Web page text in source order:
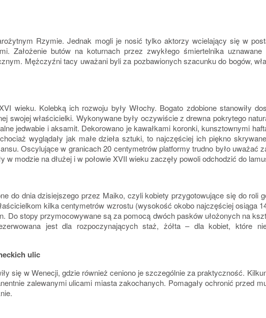
Rzymie. Jednak mogli je nosić tylko aktorzy wcielający się w
Założenie butów na koturnach przez zwykłego śmiertelnika
Mężczyźni tacy uważani byli za pozbawionych szacunku do bogów,
wieku. Kolebką ich rozwoju były Włochy. Bogato zdobione stanowiły
swojej właścicielki. Wykonywane były oczywiście z drewna pokrytego
jedwabie i aksamit. Dekorowano je kawałkami koronki, kunsztownymi
wyglądały jak małe dzieła sztuki, to najczęściej ich piękno
Oscylujące w granicach 20 centymetrów platformy trudno było uważać
modzie na dłużej i w połowie XVII wieku zaczęły powoli odchodzić do
do dnia dzisiejszego przez Maiko, czyli kobiety przygotowujące się do roli
kilka centymetrów wzrostu (wysokość okobo najczęściej osiąga
Do stopy przymocowywane są za pomocą dwóch pasków ułożonych na
jest dla rozpoczynających staż, żółta – dla kobiet, które
ulic
się w Wenecji, gdzie również ceniono je szczególnie za praktyczność.
zalewanymi ulicami miasta zakochanych. Pomagały ochronić przed